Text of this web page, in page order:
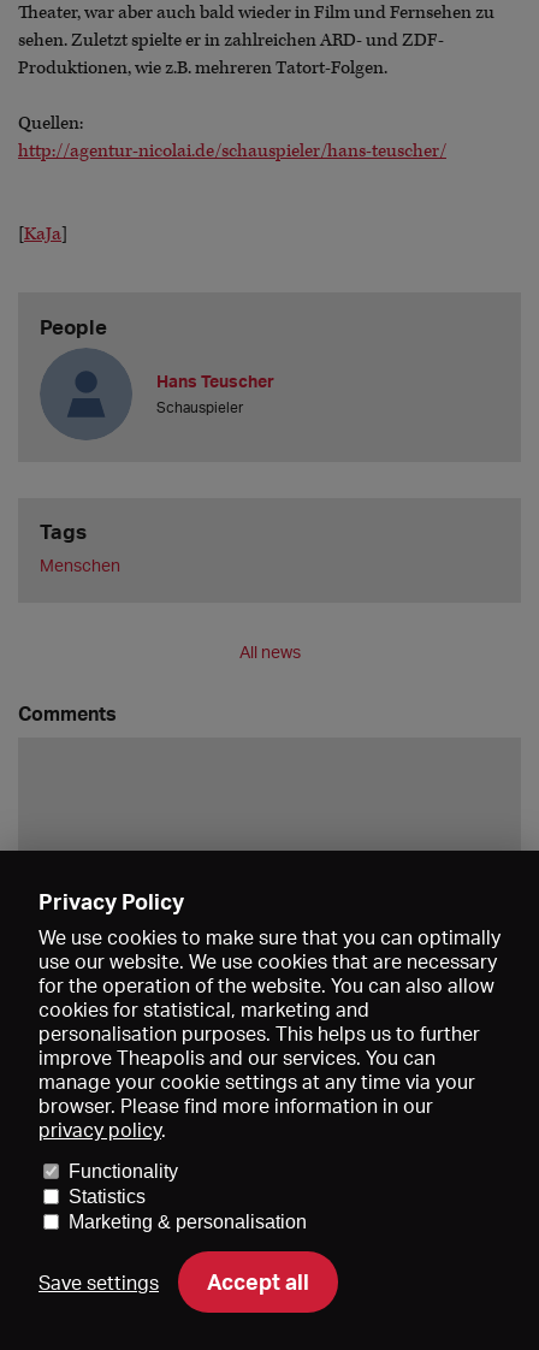
Theater, war aber auch bald wieder in Film und Fernsehen zu
sehen. Zuletzt spielte er in zahlreichen ARD- und ZDF-
Produktionen, wie z.B. mehreren Tatort-Folgen.
Quellen:
http://agentur-nicolai.de/schauspieler/hans-teuscher/
[KaJa]
People
Hans Teuscher
Schauspieler
Tags
Menschen
All news
Comments
About us
Imprint
DE EN FR
Privacy Policy
We use cookies to make sure that you can optimally
use our website. We use cookies that are necessary
for the operation of the website. You can also allow
cookies for statistical, marketing and
personalisation purposes. This helps us to further
improve Theapolis and our services. You can
manage your cookie settings at any time via your
browser. Please find more information in our
privacy policy.
Functionality
Statistics
Marketing & personalisation
Save settings Accept all